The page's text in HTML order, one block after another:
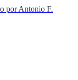
por Antonio F.